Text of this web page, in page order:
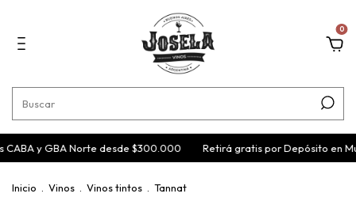
0
CABA y GBA Norte desde $300.000 Retirá gratis por Depósito en
Inicio Vinos Vinos tintos Tannat